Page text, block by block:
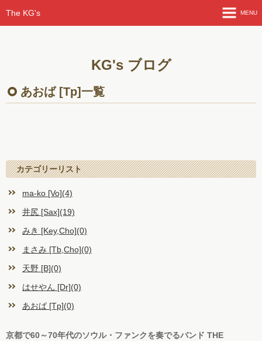
The KG's MENU
よも山ばなし
メンバー紹介
ライブ動画
フォトアルバム
お客様の声
お問い合わせ
KG's ブログ
あおば [Tp]一覧
カテゴリーリスト
ma-ko [Vo](4)
井尻 [Sax](19)
みき [Key,Cho](0)
まさみ [Tb,Cho](0)
天野 [B](0)
はせやん [Dr](0)
あおば [Tp](0)
京都で60～70年代のソウル・ファンクを奏でるバンド THE